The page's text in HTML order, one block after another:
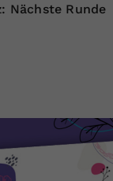
Nächste Runde